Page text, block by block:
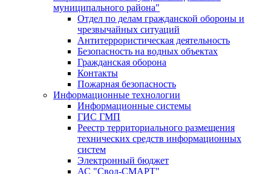
муниципального района"
Отдел по делам гражданской обороны и
чрезвычайных ситуаций
Антитеррористическая деятельность
Безопасность на водных объектах
Гражданская оборона
Контакты
Пожарная безопасность
Информационные технологии
Информационные системы
ГИС ГМП
Реестр территориального размещения
технических средств информационных
систем
Электронный бюджет
АС "Свод-СМАРТ"